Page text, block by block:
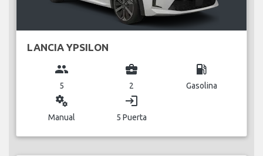
LANCIA YPSILON
group
5
business_center
2
local_gas_station
Gasolina
miscellaneous_services
Manual
login
5 Puerta